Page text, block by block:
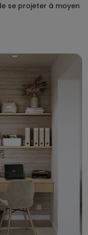
se projeter à moyen